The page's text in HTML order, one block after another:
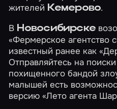
жителей Кемерово.
В Новосибирске
«Фермерское агентство
известный ранее как
Отправляйтесь на
похищенного бандой
малышей есть
версию«Лето агента